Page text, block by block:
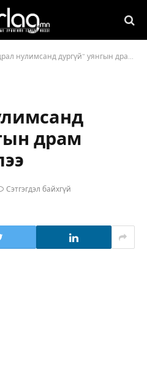
нулимсанд дургүй” уянгын драм нээлтээ хийлээ
драм
Сэтгэгдэл байхгүй